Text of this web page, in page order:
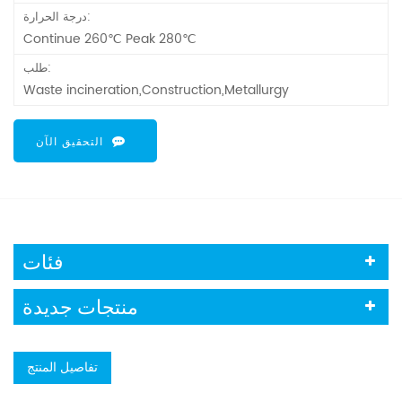
درجة الحرارة:
Continue 260℃ Peak 280℃
طلب:
Waste incineration,Construction,Metallurgy
التحقيق الآن
فئات
منتجات جديدة
تفاصيل المنتج